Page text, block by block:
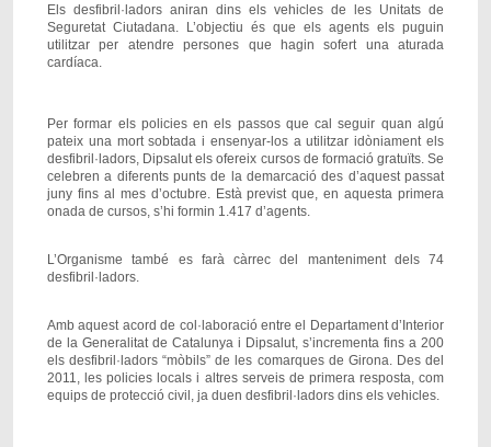
Els desfibril·ladors aniran dins els vehicles de les Unitats de
Seguretat Ciutadana. L’objectiu és que els agents els puguin
utilitzar per atendre persones que hagin sofert una aturada
cardíaca.
Per formar els policies en els passos que cal seguir quan algú
pateix una mort sobtada i ensenyar-los a utilitzar idòniament els
desfibril·ladors, Dipsalut els ofereix cursos de formació gratuïts. Se
celebren a diferents punts de la demarcació des d’aquest passat
juny fins al mes d’octubre. Està previst que, en aquesta primera
onada de cursos, s’hi formin 1.417 d’agents.
L’Organisme també es farà càrrec del manteniment dels 74
desfibril·ladors.
Amb aquest acord de col·laboració entre el Departament d’Interior
de la Generalitat de Catalunya i Dipsalut, s’incrementa fins a 200
els desfibril·ladors “mòbils” de les comarques de Girona. Des del
2011, les policies locals i altres serveis de primera resposta, com
equips de protecció civil, ja duen desfibril·ladors dins els vehicles.